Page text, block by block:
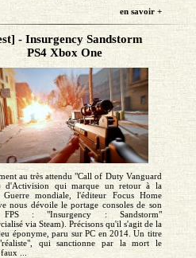
en savoir +
- Insurgency Sandstorm
PS4 Xbox One
au très attendu "Call of Duty Vanguard
d'Activision qui marque un retour à la
Guerre mondiale, l'éditeur Focus Home
nous dévoile le portage consoles de son
FPS : "Insurgency : Sandstorm"
via Steam). Précisons qu'il s'agit de la
éponyme, paru sur PC en 2014. Un titre
qui sanctionne par la mort le
...